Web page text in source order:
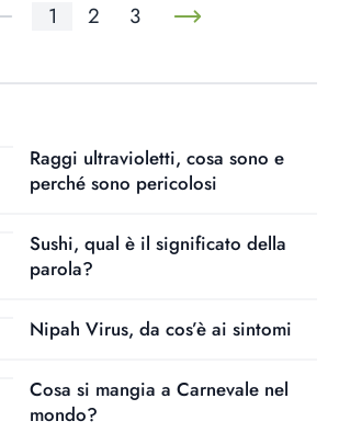
1 2 3
Raggi ultravioletti, cosa sono e
perché sono pericolosi
Sushi, qual è il significato della
parola?
Nipah Virus, da cos’è ai sintomi
Cosa si mangia a Carnevale nel
mondo?